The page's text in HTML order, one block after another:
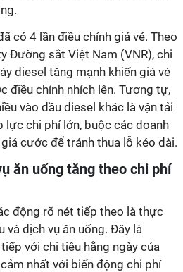
có 4 lần điều chỉnh giá vé. Theo
Đường sắt Việt Nam (VNR), chi
diesel tăng mạnh khiến giá vé
điều chỉnh nhích lên. Tương tự,
vào dầu diesel khác là vận tải
lực chi phí lớn, buộc các doanh
cước để tránh thua lỗ kéo dài.
ăn uống tăng theo chi phí
động rõ nét tiếp theo là thực
và dịch vụ ăn uống. Đây là
với chi tiêu hằng ngày của
nhất với biến động chi phí